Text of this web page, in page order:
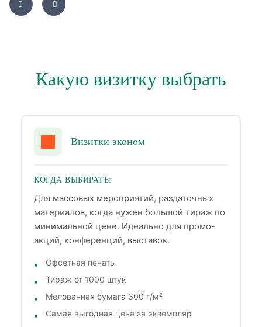
Какую визитку выбрать
Визитки эконом
КОГДА ВЫБИРАТЬ:
Для массовых мероприятий, раздаточных
материалов, когда нужен большой тираж по
минимальной цене. Идеально для промо-
акций, конференций, выставок.
Офсетная печать
Тираж от 1000 штук
Мелованная бумага 300 г/м²
Самая выгодная цена за экземпляр